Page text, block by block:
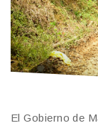
El Gobierno de